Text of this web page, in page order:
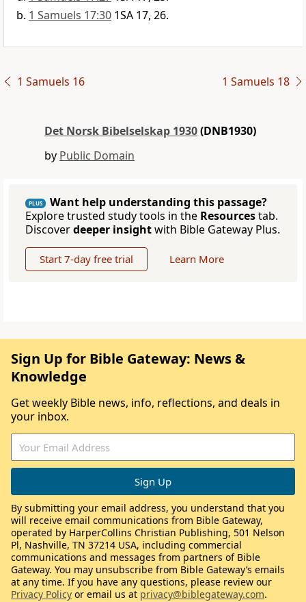
1 Samuels 17:30 1SA 17, 26.
1 Samuels 16 1 Samuels 18
Det Norsk Bibelselskap 1930(DNB1930)
by Public Domain
PLUS
Want help understanding this passage?
Explore trusted study tools in the Resourcestab.
Discoverdeeper insightwith Bible Gateway Plus.
Start 7-day free trial Learn More
Sign Up for Bible Gateway: News &
Knowledge
Get weekly Bible news, info, reflections, and deals in
your inbox.
By submitting your email address, you understand that you
will receive email communications from Bible Gateway,
operated by HarperCollins Christian Publishing, 501 Nelson
Pl, Nashville, TN 37214 USA, including commercial
communications and messages from partners of Bible
Gateway. You may unsubscribe from Bible Gateway’s emails
at any time. If you have any questions, please review our
Privacy Policy or email us at privacy@biblegateway.com.